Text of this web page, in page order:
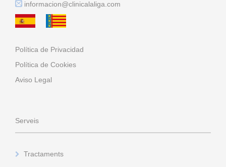
informacion@clinicalaliga.com
Política de Privacidad
Política de Cookies
Aviso Legal
Serveis
Tractaments